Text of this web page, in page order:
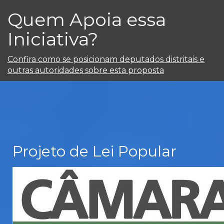
Quem Apoia essa
Iniciativa?
Confira como se posicionam deputados distritais e
outras autoridades sobre esta proposta
Projeto de Lei Popular